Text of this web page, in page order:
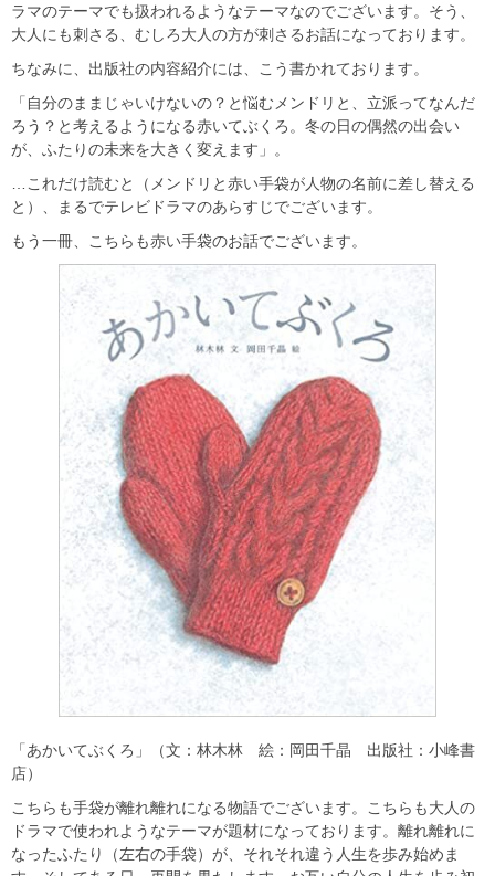
ラマのテーマでも扱われるようなテーマなのでございます。そう、
大人にも刺さる、むしろ大人の方が刺さるお話になっております。
ちなみに、出版社の内容紹介には、こう書かれております。
「自分のままじゃいけないの？と悩むメンドリと、立派ってなんだ
ろう？と考えるようになる赤いてぶくろ。冬の日の偶然の出会い
が、ふたりの未来を大きく変えます」。
…これだけ読むと（メンドリと赤い手袋が人物の名前に差し替える
と）、まるでテレビドラマのあらすじでございます。
もう一冊、こちらも赤い手袋のお話でございます。
「あかいてぶくろ」（文：林木林 絵：岡田千晶 出版社：小峰書
店）
こちらも手袋が離れ離れになる物語でございます。こちらも大人の
ドラマで使われようなテーマが題材になっております。離れ離れに
なったふたり（左右の手袋）が、それそれ違う人生を歩み始めま